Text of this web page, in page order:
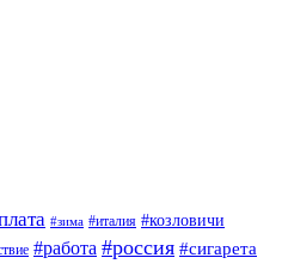
#зима #италия #козловичи
#работа #россия #сигарета